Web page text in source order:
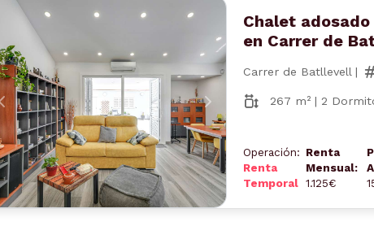
Anterior Siguiente
Chalet
en Carrer de
Carrer de Batllevell |
267 m² | 2
Operación:
Renta
Temporal
Renta
Mensual:
1.125€